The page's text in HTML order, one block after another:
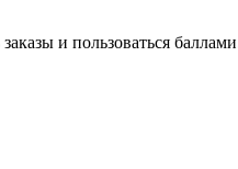
и пользоваться